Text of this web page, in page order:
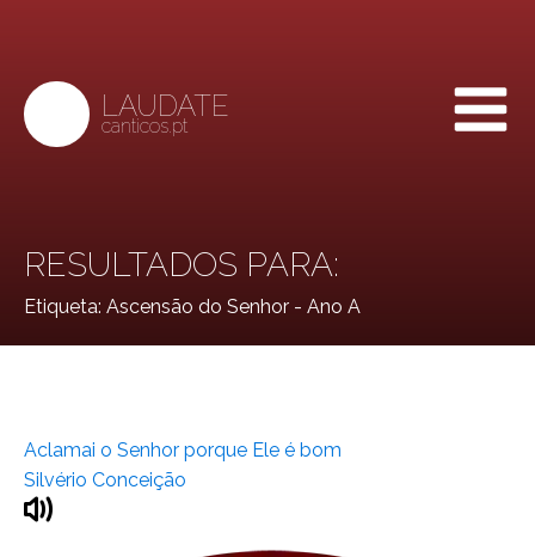
LAUDATE
canticos.pt
RESULTADOS PARA:
Etiqueta: Ascensão do Senhor - Ano A
Aclamai o Senhor porque Ele é bom
Silvério Conceição